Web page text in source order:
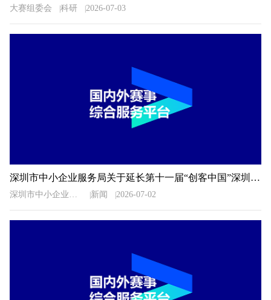
大赛组委会 科研 2026-07-03
深圳市中小企业服务局关于延长第十一届“创客中国”深圳市中小企业创新创业大赛暨“专精特新”企业创新创业大赛报名时间的通知
深圳市中小企业服务局 新闻 2026-07-02